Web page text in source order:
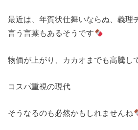
最近は、年賀状仕舞いならぬ、義理
言う言葉もあるそうです
物価が上がり、カカオまでも高騰し
コスパ重視の現代
そうなるのも必然かもしれませんね